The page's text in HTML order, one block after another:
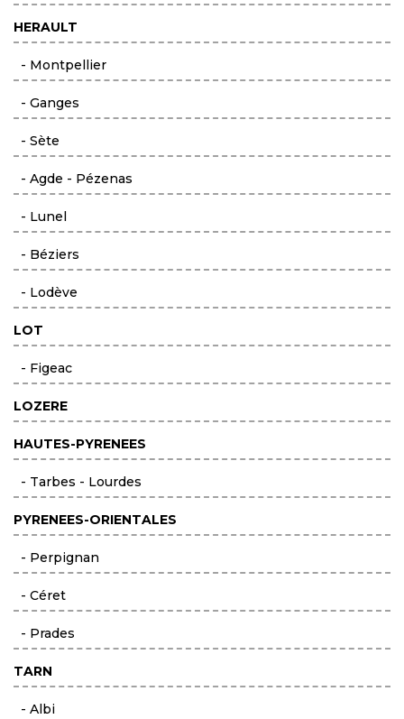
HERAULT
- Montpellier
- Ganges
- Sète
- Agde - Pézenas
- Lunel
- Béziers
- Lodève
LOT
- Figeac
LOZERE
HAUTES-PYRENEES
- Tarbes - Lourdes
PYRENEES-ORIENTALES
- Perpignan
- Céret
- Prades
TARN
- Albi